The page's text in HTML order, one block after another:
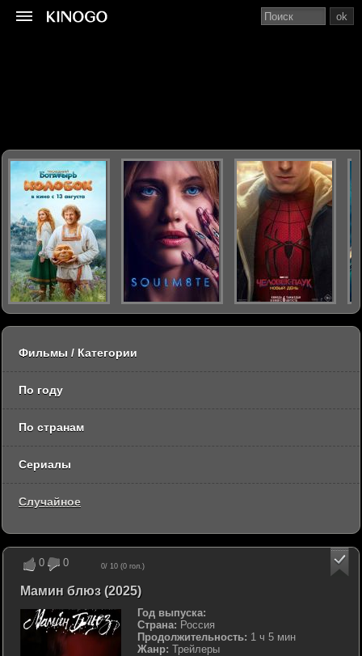
0 0 0/ 10 (0 гол.)
Мамин блюз (2025)
Год выпуска:
Страна: Россия
Продолжительность: 1 ч 5 мин
Жанр: Трейлеры
ok
Фильмы / Категории
По году
По странам
Сериалы
Случайное